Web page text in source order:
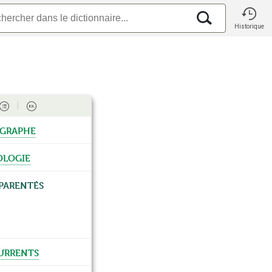
Historique